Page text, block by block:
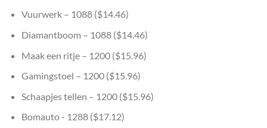
Vuurwerk – 1088 ($14.46)
Diamantboom – 1088 ($14.46)
Maak een ritje – 1200 ($15.96)
Gamingstoel – 1200 ($15.96)
Schaapjes tellen – 1200 ($15.96)
Bomauto - 1288 ($17.12)